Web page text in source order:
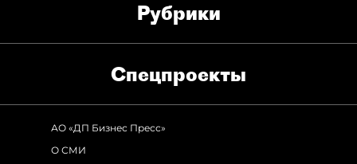
Рубрики
Спец­проекты
АО «ДП Бизнес Пресс»
О СМИ